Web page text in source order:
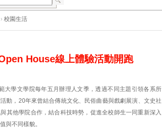
› 校園生活
House線上體驗活動開跑
大學文學院每年五月辦理人文季，透過不同主題引領各系所
動，20年來曾結合傳統文化、民俗曲藝與戲劇展演、文史社
其他學院合作，結合科技時勢，促進全校師生一同重新深入
與不同樣貌。